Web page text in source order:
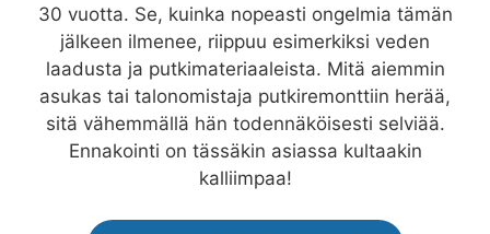
30 vuotta. Se, kuinka nopeasti ongelmia tämän
jälkeen ilmenee, riippuu esimerkiksi veden
laadusta ja putkimateriaaleista. Mitä aiemmin
asukas tai talonomistaja putkiremonttiin herää,
sitä vähemmällä hän todennäköisesti selviää.
Ennakointi on tässäkin asiassa kultaakin
kalliimpaa!